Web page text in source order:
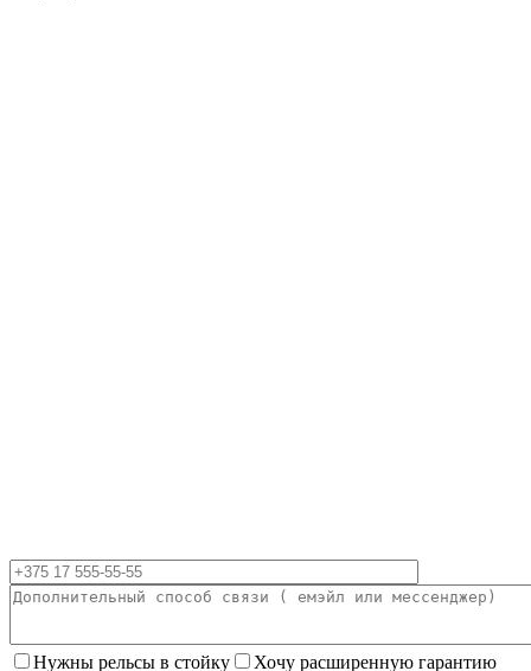
Нужны рельсы в стойку Хочу расширенную гарантию